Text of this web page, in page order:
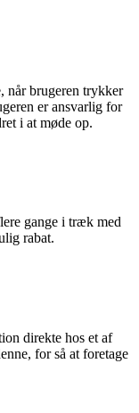
når brugeren trykker
er ansvarlig for
i at møde op.
gange i træk med
rabat.
direkte hos et af
for så at foretage